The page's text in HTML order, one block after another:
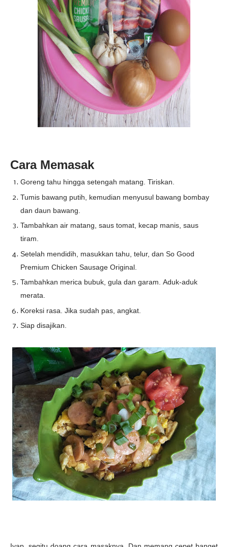
Cara Memasak
Goreng tahu hingga setengah matang. Tiriskan.
Tumis bawang putih, kemudian menyusul bawang bombay
dan daun bawang.
Tambahkan air matang, saus tomat, kecap manis, saus
tiram.
Setelah mendidih, masukkan tahu, telur, dan So Good
Premium Chicken Sausage Original.
Tambahkan merica bubuk, gula dan garam. Aduk-aduk
merata.
Koreksi rasa. Jika sudah pas, angkat.
Siap disajikan.